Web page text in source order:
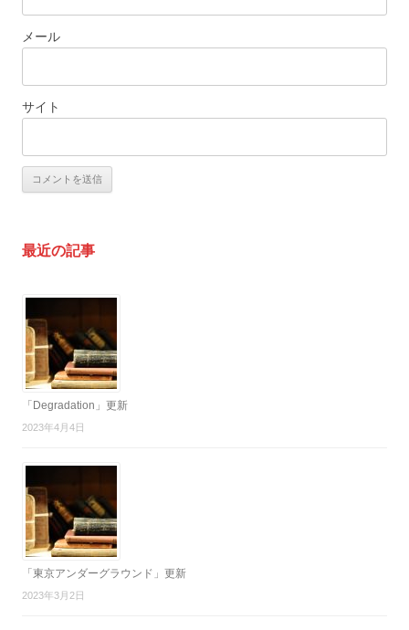
メール
サイト
最近の記事
「Degradation」更新
2023年4月4日
「東京アンダーグラウンド」更新
2023年3月2日